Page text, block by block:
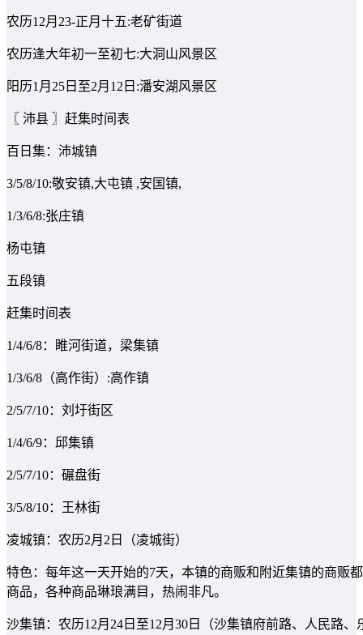
农历12月23-正月十五:老矿街道
农历逢大年初一至初七:大洞山风景区
阳历1月25日至2月12日:潘安湖风景区
〖 沛县 〗赶集时间表
百日集：沛城镇
3/5/8/10:敬安镇,大屯镇 ,安国镇,
1/3/6/8:张庄镇
杨屯镇
五段镇
赶集时间表
1/4/6/8：睢河街道，梁集镇
1/3/6/8（高作街）:高作镇
2/5/7/10：刘圩街区
1/4/6/9：邱集镇
2/5/7/10：碾盘街
3/5/8/10：王林街
凌城镇：农历2月2日（凌城街）
特色：每年这一天开始的7天，本镇的商贩和附近集镇的商贩
商品，各种商品琳琅满目，热闹非凡。
沙集镇：农历12月24日至12月30日（沙集镇府前路、人民路、